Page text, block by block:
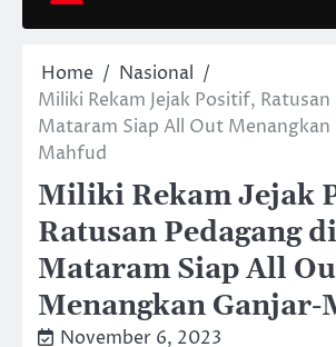
Home
Nasional
Miliki Rekam Jejak Positif, Ratusan
Mataram Siap All Out Menangkan
Mahfud
Miliki Rekam Jejak
Ratusan Pedagang di
Mataram Siap All
Menangkan Ganjar-
November 6, 2023